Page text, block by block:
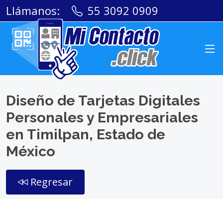
Llámanos: 55 3092 0909
Diseño de Tarjetas Digitales
Personales y Empresariales
en Timilpan, Estado de
México
Regresar